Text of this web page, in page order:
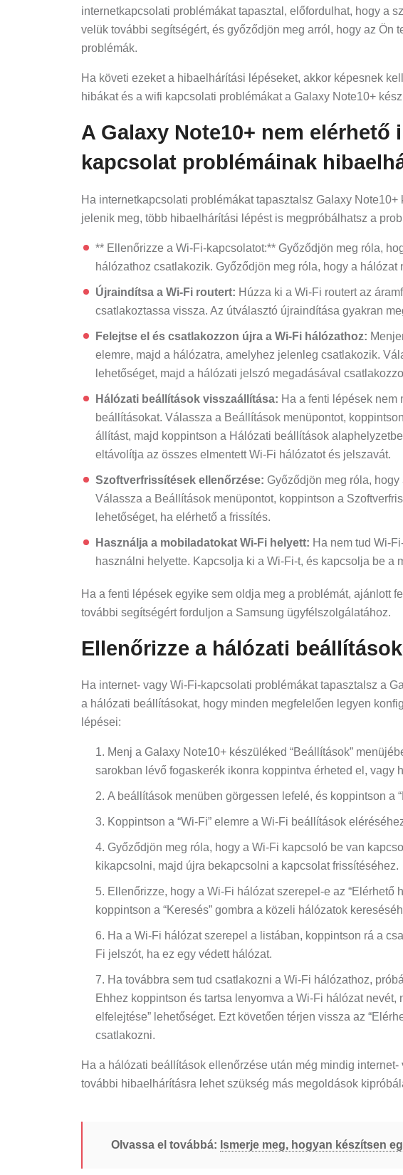
internetkapcsolati problémákat tapasztal, előfordulhat, hogy a
velük további segítségért, és győződjön meg arról, hogy az Ön
problémák.
Ha követi ezeket a hibaelhárítási lépéseket, akkor képesnek
hibákat és a wifi kapcsolati problémákat a Galaxy Note10+
A Galaxy Note10+ nem
kapcsolat problémáinak
Ha internetkapcsolati problémákat tapasztalsz Galaxy Note10+
jelenik meg, több hibaelhárítási lépést is megpróbálhatsz a
** Ellenőrizze a Wi-Fi-kapcsolatot:** Győződjön meg róla,
hálózathoz csatlakozik. Győződjön meg róla, hogy a
Újraindítsa a Wi-Fi routert: Húzza ki a Wi-Fi routert az
csatlakoztassa vissza. Az útválasztó újraindítása gyakran
Felejtse el és csatlakozzon újra a Wi-Fi hálózathoz:
elemre, majd a hálózatra, amelyhez jelenleg csatlakozik.
lehetőséget, majd a hálózati jelszó megadásával
Hálózati beállítások visszaállítása: Ha a fenti lépések
beállításokat. Válassza a Beállítások menüpontot,
állítást, majd koppintson a Hálózati beállítások
eltávolítja az összes elmentett Wi-Fi hálózatot és jelszavát.
Szoftverfrissítések ellenőrzése: Győződjön meg róla,
Válassza a Beállítások menüpontot, koppintson a
lehetőséget, ha elérhető a frissítés.
Használja a mobiladatokat Wi-Fi helyett: Ha nem tud Wi-
használni helyette. Kapcsolja ki a Wi-Fi-t, és kapcsolja be a
Ha a fenti lépések egyike sem oldja meg a problémát, ajánlott
további segítségért forduljon a Samsung ügyfélszolgálatához.
Ellenőrizze a hálózati
Ha internet- vagy Wi-Fi-kapcsolati problémákat tapasztalsz a
a hálózati beállításokat, hogy minden megfelelően legyen
lépései:
Menj a Galaxy Note10+ készüléked “Beállítások”
sarokban lévő fogaskerék ikonra koppintva érheted el, vagy
A beállítások menüben görgessen lefelé, és koppintson a
Koppintson a “Wi-Fi” elemre a Wi-Fi beállítások
Győződjön meg róla, hogy a Wi-Fi kapcsoló be van
kikapcsolni, majd újra bekapcsolni a kapcsolat frissítéséhez.
Ellenőrizze, hogy a Wi-Fi hálózat szerepel-e az “Elérhető
koppintson a “Keresés” gombra a közeli hálózatok
Ha a Wi-Fi hálózat szerepel a listában, koppintson rá a
Fi jelszót, ha ez egy védett hálózat.
Ha továbbra sem tud csatlakozni a Wi-Fi hálózathoz,
Ehhez koppintson és tartsa lenyomva a Wi-Fi hálózat
elfelejtése” lehetőséget. Ezt követően térjen vissza az
csatlakozni.
Ha a hálózati beállítások ellenőrzése után még mindig
további hibaelhárításra lehet szükség más megoldások
Olvassa el továbbá: Ismerje meg, hogyan készítsen